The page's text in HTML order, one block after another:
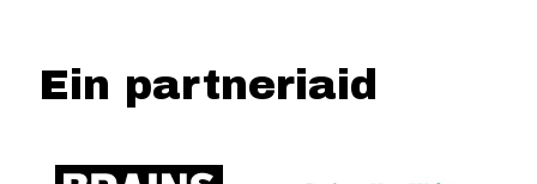
Ein partneriaid